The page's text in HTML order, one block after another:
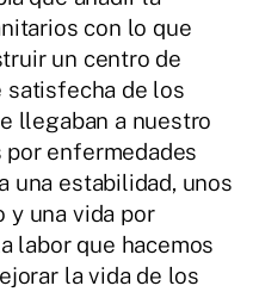
con lo que
un centro de
satisfecha de los
llegaban a nuestro
enfermedades
una estabilidad, unos
y una vida por
labor que hacemos
la vida de los